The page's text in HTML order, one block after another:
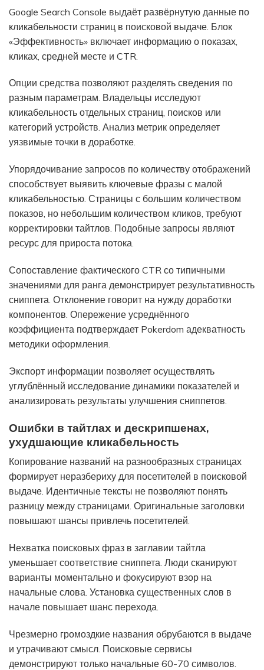
Google Search Console выдаёт развёрнутую данные по
кликабельности страниц в поисковой выдаче. Блок
«Эффективность» включает информацию о показах,
кликах, средней месте и CTR.
Опции средства позволяют разделять сведения по
разным параметрам. Владельцы исследуют
кликабельность отдельных страниц, поисков или
категорий устройств. Анализ метрик определяет
уязвимые точки в доработке.
Упорядочивание запросов по количеству отображений
способствует выявить ключевые фразы с малой
кликабельностью. Страницы с большим количеством
показов, но небольшим количеством кликов, требуют
корректировки тайтлов. Подобные запросы являют
ресурс для прироста потока.
Сопоставление фактического CTR со типичными
значениями для ранга демонстрирует результативность
сниппета. Отклонение говорит на нужду доработки
компонентов. Опережение усреднённого
коэффициента подтверждает Pokerdom адекватность
методики оформления.
Экспорт информации позволяет осуществлять
углублённый исследование динамики показателей и
анализировать результаты улучшения сниппетов.
Ошибки в тайтлах и дескрипшенах,
ухудшающие кликабельность
Копирование названий на разнообразных страницах
формирует неразбериху для посетителей в поисковой
выдаче. Идентичные тексты не позволяют понять
разницу между страницами. Оригинальные заголовки
повышают шансы привлечь посетителей.
Нехватка поисковых фраз в заглавии тайтла
уменьшает соответствие сниппета. Люди сканируют
варианты моментально и фокусируют взор на
начальные слова. Установка существенных слов в
начале повышает шанс перехода.
Чрезмерно громоздкие названия обрубаются в выдаче
и утрачивают смысл. Поисковые сервисы
демонстрируют только начальные 60-70 символов.